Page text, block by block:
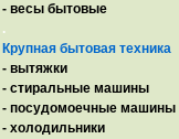
- весы бытовые
.
Крупная бытовая техника
- вытяжки
- стиральные машины
- посудомоечные машины
- холодильники